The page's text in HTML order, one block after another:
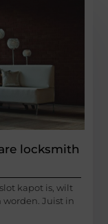
locksmith
kapot is, wilt
Juist in